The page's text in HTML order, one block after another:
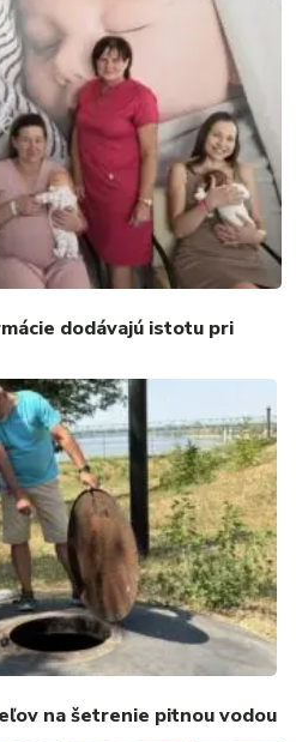
dodávajú istotu pri
na šetrenie pitnou vodou